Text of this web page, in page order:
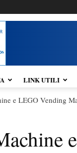
LINK UTILI
e LEGO Vending